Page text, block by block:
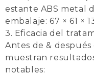
estante ABS metal
embalaje: 67 × 61 ×
3. Eficacia del
Antes de &
muestran
notables: